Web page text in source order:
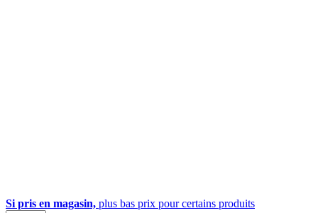
Si pris en magasin, plus bas prix pour certains produits